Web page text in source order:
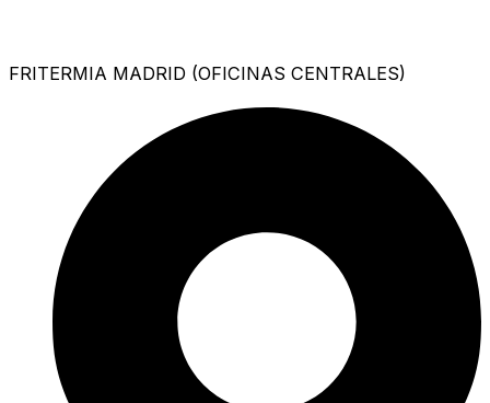
FRITERMIA MADRID (OFICINAS CENTRALES)